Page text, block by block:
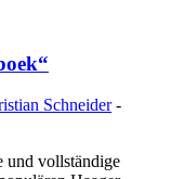
Schneider-
und vollständige